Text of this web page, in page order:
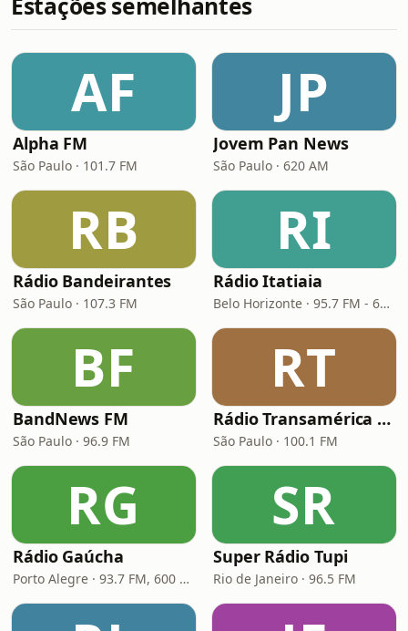
AF
Alpha FM
São Paulo · 101.7 FM
JP
Jovem Pan News
São Paulo · 620 AM
RB
Rádio Bandeirantes
São Paulo · 107.3 FM
RI
Rádio Itatiaia
Belo Horizonte · 95.7 FM - 610 AM
BF
BandNews FM
São Paulo · 96.9 FM
RT
Rádio Transamérica (TMC)
São Paulo · 100.1 FM
RG
Rádio Gaúcha
Porto Alegre · 93.7 FM, 600 AM
SR
Super Rádio Tupi
Rio de Janeiro · 96.5 FM